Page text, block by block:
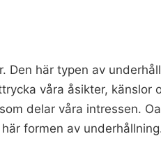
Den här typen av
våra åsikter, känslor
delar våra intressen.
formen av